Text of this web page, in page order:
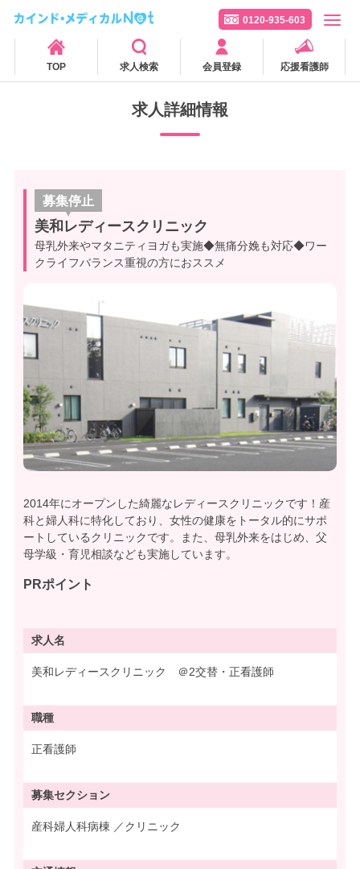
0120-935-603
TOP 求人検索 会員登録 応援看護師
求人詳細情報
募集停止
美和レディースクリニック
母乳外来やマタニティヨガも実施◆無痛分娩も対応◆ワー
クライフバランス重視の方におススメ
2014年にオープンした綺麗なレディースクリニックです！産
科と婦人科に特化しており、女性の健康をトータル的にサポ
ートしているクリニックです。また、母乳外来をはじめ、父
母学級・育児相談なども実施しています。
PRポイント
求人名
美和レディースクリニック ＠2交替・正看護師
職種
正看護師
募集セクション
産科婦人科病棟 ／クリニック